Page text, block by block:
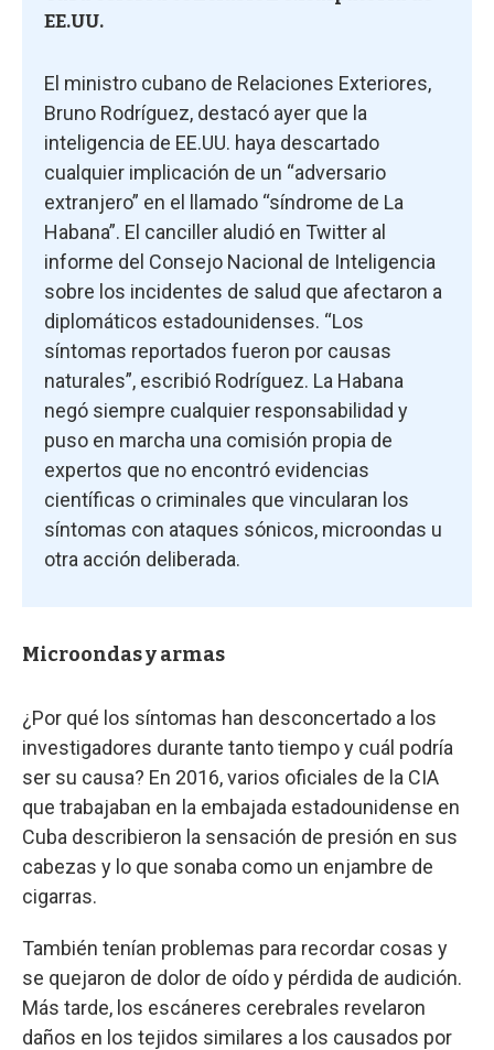
EE.UU.
El ministro cubano de Relaciones Exteriores,
Bruno Rodríguez, destacó ayer que la
inteligencia de EE.UU. haya descartado
cualquier implicación de un “adversario
extranjero” en el llamado “síndrome de La
Habana”. El canciller aludió en Twitter al
informe del Consejo Nacional de Inteligencia
sobre los incidentes de salud que afectaron a
diplomáticos estadounidenses. “Los
síntomas reportados fueron por causas
naturales”, escribió Rodríguez. La Habana
negó siempre cualquier responsabilidad y
puso en marcha una comisión propia de
expertos que no encontró evidencias
científicas o criminales que vincularan los
síntomas con ataques sónicos, microondas u
otra acción deliberada.
Microondas y armas
¿Por qué los síntomas han desconcertado a los
investigadores durante tanto tiempo y cuál podría
ser su causa? En 2016, varios oficiales de la CIA
que trabajaban en la embajada estadounidense en
Cuba describieron la sensación de presión en sus
cabezas y lo que sonaba como un enjambre de
cigarras.
También tenían problemas para recordar cosas y
se quejaron de dolor de oído y pérdida de audición.
Más tarde, los escáneres cerebrales revelaron
daños en los tejidos similares a los causados por